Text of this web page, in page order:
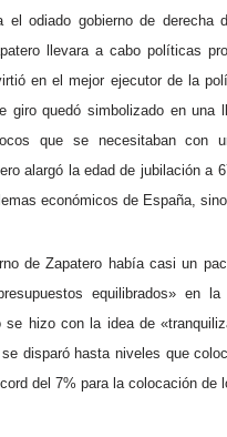
el odiado gobierno de
llevara a cabo políticas
en el mejor ejecutor de la
giro quedó simbolizado en
que se necesitaban con
alargó la edad de jubilación a
económicos de España,
de Zapatero había casi un
equilibrados» en
se hizo con la idea de
se disparó hasta niveles que
del 7% para la colocación de